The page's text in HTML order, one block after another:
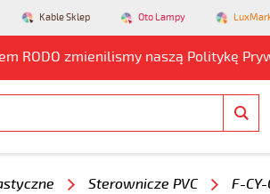
Kable Sklep Oto Lampy
RODO zmienilismy naszą Politykę
Sterownicze PVC F-